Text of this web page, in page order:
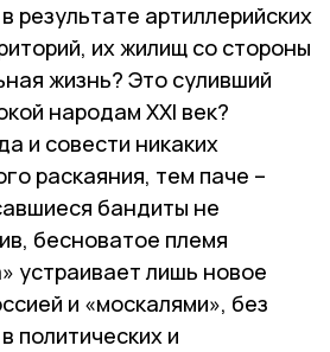
результате артиллерийских
их жилищ со стороны
жизнь? Это суливший
народам ХХI век?
и совести никаких
раскаяния, тем паче –
бандиты не
бесноватое племя
устраивает лишь новое
и «москалями», без
политических и